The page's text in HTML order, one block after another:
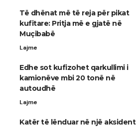
Të dhënat më të reja për pikat
kufitare: Pritja më e gjatë në
Muçibabë
Lajme
​Edhe sot kufizohet qarkullimi i
kamionëve mbi 20 tonë në
autoudhë
Lajme
Katër të lënduar në një aksident